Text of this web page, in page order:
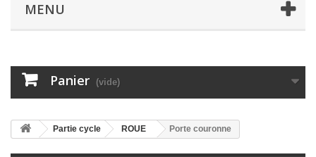
MENU
Panier (vide)
Partie cycle ROUE Porte couronne